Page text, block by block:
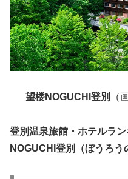
望楼NOGUCHI登別 （
登別温泉旅館・ホテルラ
NOGUCHI登別（ぼうろう